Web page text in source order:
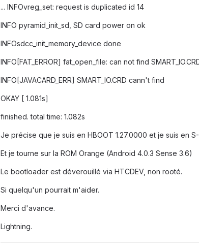
... INFOvreg_set: request is duplicated id 14
INFO pyramid_init_sd, SD card power on ok
INFOsdcc_init_memory_device done
INFO[FAT_ERROR] fat_open_file: can not find
INFO[JAVACARD_ERR] SMART_IO.CRD cann't find
OKAY [ 1.081s]
finished. total time: 1.082s
Je précise que je suis en HBOOT 1.27.0000 et je suis en
Et je tourne sur la ROM Orange (Android 4.0.3 Sense 3.6)
Le bootloader est déverouillé via HTCDEV, non rooté.
Si quelqu'un pourrait m'aider.
Merci d'avance.
Lightning.